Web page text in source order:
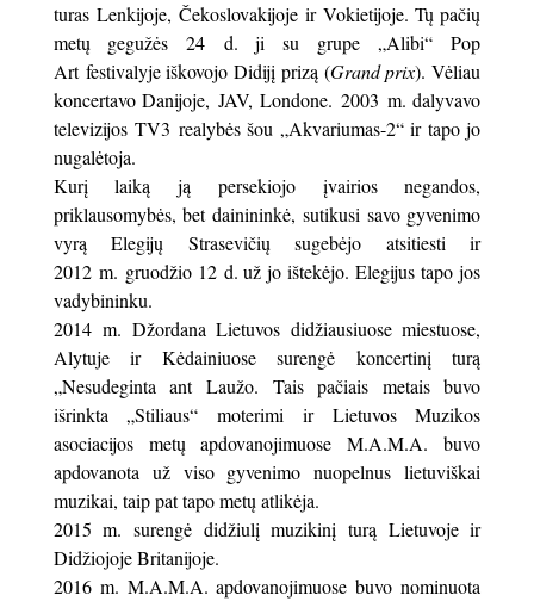
turas Lenkijoje, Čekoslovakijoje ir Vokietijoje. Tų pačių
metų gegužės 24 d. ji su grupe „Alibi“ Pop
Art festivalyje iškovojo Didijį prizą (Grand prix). Vėliau
koncertavo Danijoje, JAV, Londone. 2003 m. dalyvavo
televizijos TV3 realybės šou „Akvariumas-2“ ir tapo jo
nugalėtoja.
Kurį laiką ją persekiojo įvairios negandos,
priklausomybės, bet dainininkė, sutikusi savo gyvenimo
vyrą Elegijų Strasevičių sugebėjo atsitiesti ir
2012 m. gruodžio 12 d. už jo ištekėjo. Elegijus tapo jos
vadybininku.
2014 m. Džordana Lietuvos didžiausiuose miestuose,
Alytuje ir Kėdainiuose surengė koncertinį turą
„Nesudeginta ant Laužo. Tais pačiais metais buvo
išrinkta „Stiliaus“ moterimi ir Lietuvos Muzikos
asociacijos metų apdovanojimuose M.A.M.A. buvo
apdovanota už viso gyvenimo nuopelnus lietuviškai
muzikai, taip pat tapo metų atlikėja.
2015 m. surengė didžiulį muzikinį turą Lietuvoje ir
Didžiojoje Britanijoje.
2016 m. M.A.M.A. apdovanojimuose buvo nominuota